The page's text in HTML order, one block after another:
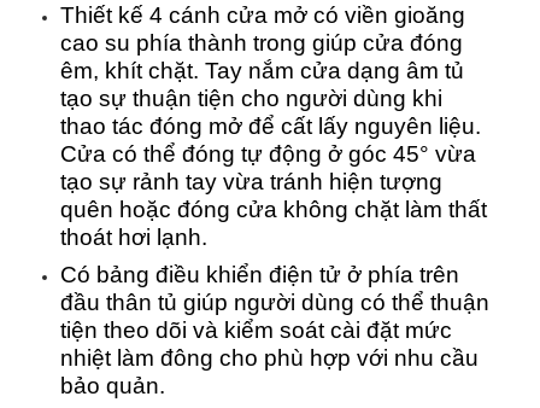
Thiết kế 4 cánh cửa mở có viền gioăng
cao su phía thành trong giúp cửa đóng
êm, khít chặt. Tay nắm cửa dạng âm tủ
tạo sự thuận tiện cho người dùng khi
thao tác đóng mở để cất lấy nguyên liệu.
Cửa có thể đóng tự động ở góc 45° vừa
tạo sự rảnh tay vừa tránh hiện tượng
quên hoặc đóng cửa không chặt làm thất
thoát hơi lạnh.
Có bảng điều khiển điện tử ở phía trên
đầu thân tủ giúp người dùng có thể thuận
tiện theo dõi và kiểm soát cài đặt mức
nhiệt làm đông cho phù hợp với nhu cầu
bảo quản.